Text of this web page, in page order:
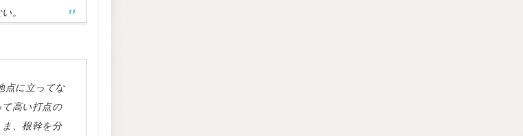
。
点に立ってな
高い打点の
、根幹を分